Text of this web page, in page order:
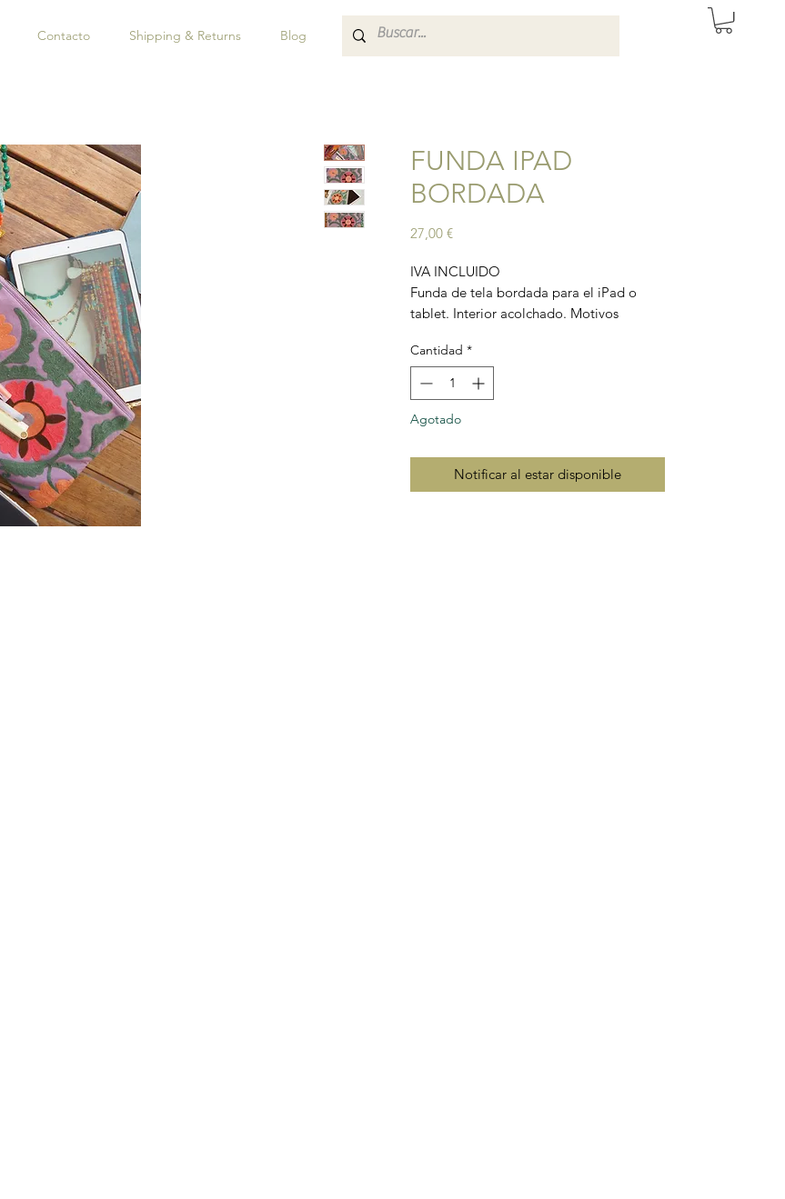
Contacto Shipping & Returns Blog JUANITAS DE SEVILLA
FUNDA IPAD
BORDADA
27,00 €Precio
IVA INCLUIDO
Funda de tela bordada para el iPad o
tablet. Interior acolchado. Motivos
Hecha artesanalmente en India.
Tamaño: 30x20 cm.
Cantidad *
Agotado
Notificar al estar disponible